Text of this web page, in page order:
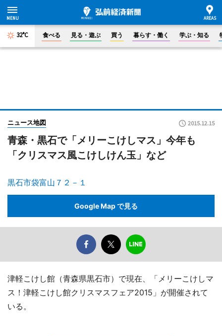
32°C 食べる 見る・遊ぶ 買う 暮らす・働く 学ぶ・知る
ニュース地図 2015.12.15
青森・黒石で「メリーこけしマス」今年も
「クリスマス風こけしけん玉」など
黒石市袋富山７２－１
Google Map で見る
津軽こけし館（青森県黒石市）で現在、「メリーこけしマ
ス！津軽こけし館クリスマスフェア2015」が開催されて
いる。